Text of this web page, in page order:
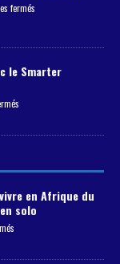
fermés
le Smarter
en Afrique du
solo